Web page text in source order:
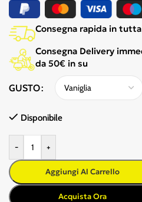
Consegna rapida in
Consegna Delivery
da 50€ in su
GUSTO
Disponibile
- +
Aggiungi Al Carrello
Acquista Ora